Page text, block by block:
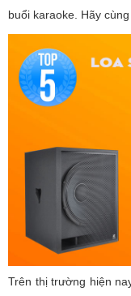
buổi karaoke. Hãy
Trên thị trường hiện